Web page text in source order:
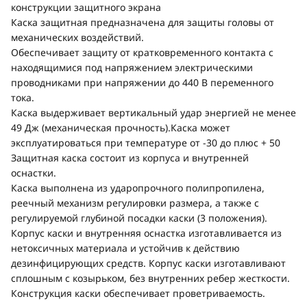
конструкции защитного экрана
Каска защитная предназначена для защиты головы от
механических воздействий.
Обеспечивает защиту от кратковременного контакта с
находящимися под напряжением электрическими
проводниками при напряжении до 440 В переменного
тока.
Каска выдерживает вертикальный удар энергией не менее
49 Дж (механическая прочность).Каска может
эксплуатироваться при температуре от -30 до плюс + 50
Защитная каска состоит из корпуса и внутренней
оснастки.
Каска выполнена из ударопрочного полипропилена,
реечный механизм регулировки размера, а также с
регулируемой глубиной посадки каски (3 положения).
Корпус каски и внутренняя оснастка изготавливается из
нетоксичных материала и устойчив к действию
дезинфицирующих средств. Корпус каски изготавливают
сплошным с козырьком, без внутренних ребер жесткости.
Конструкция каски обеспечивает проветриваемость.